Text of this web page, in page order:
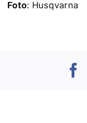
Foto: Husqvarna